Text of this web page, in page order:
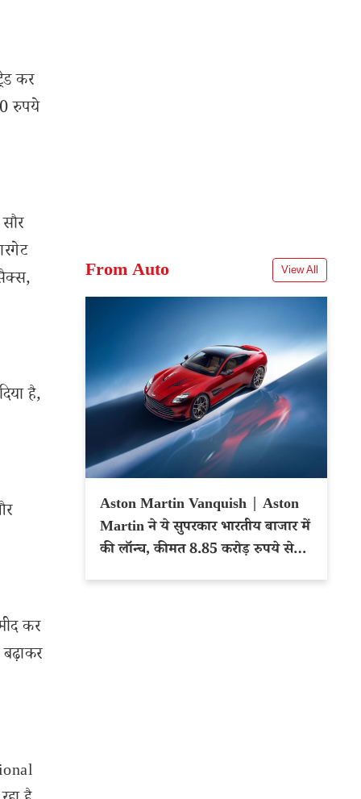
कर
रुपये
है,
कर
From Auto View All
Aston Martin Vanquish | Aston
Martin ने ये सुपरकार भारतीय बाजार में
की लॉन्च, कीमत 8.85 करोड़ रुपये से